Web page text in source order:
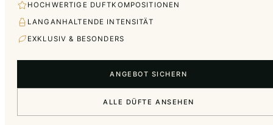
HOCHWERTIGE DUFTKOMPOSITIONEN
LANGANHALTENDE INTENSITÄT
EXKLUSIV & BESONDERS
ANGEBOT SICHERN
ALLE DÜFTE ANSEHEN